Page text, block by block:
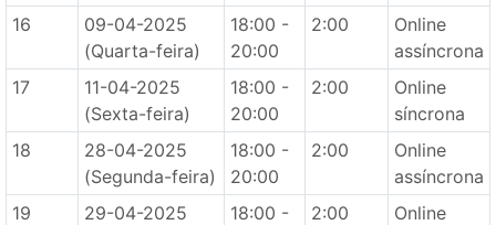
16
09-04-2025
(Quarta-feira)
18:00 -
20:00
2:00
Online
assíncrona
17
11-04-2025
(Sexta-feira)
18:00 -
20:00
2:00
Online
síncrona
18
28-04-2025
(Segunda-feira)
18:00 -
20:00
2:00
Online
assíncrona
19
29-04-2025
18:00 -
2:00
Online